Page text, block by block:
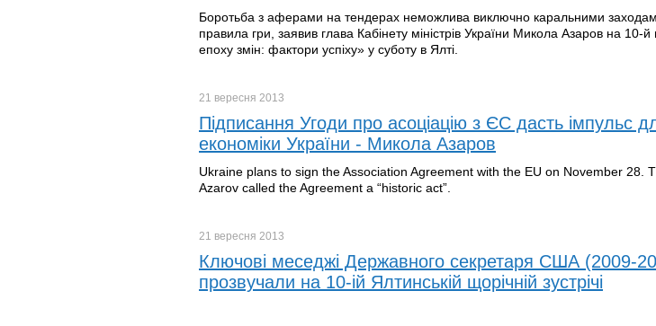
Боротьба з аферами на тендерах неможлива виключно каральними
правила гри, заявив глава Кабінету міністрів України Микола Азаров на 10-й
епоху змін: фактори успіху» у суботу в Ялті.
21 вересня 2013
Підписання Угоди про асоціацію з ЄС дасть імпульс
економіки України - Микола Азаров
Ukraine plans to sign the Association Agreement with the EU on November 28.
Azarov called the Agreement a “historic act”.
21 вересня 2013
Ключові меседжі Державного секретаря США (2009-
прозвучали на 10-ій Ялтинській щорічній зустрічі